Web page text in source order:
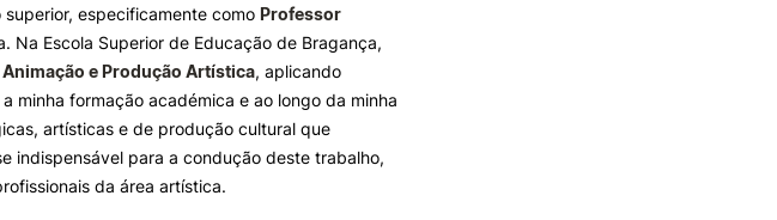
especificamente como Professor
Na Escola Superior de Educação de Bragança,
Animação e Produção Artística, aplicando
minha formação académica e ao longo da minha
artísticas e de produção cultural que
indispensável para a condução deste trabalho,
da área artística.